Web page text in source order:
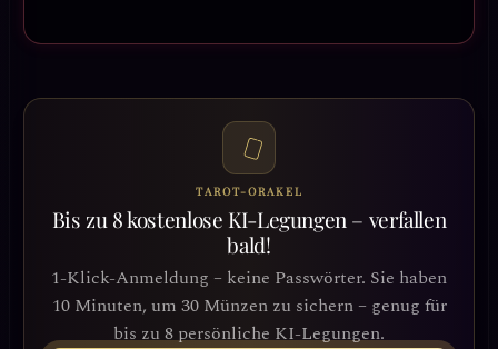
TAROT-ORAKEL
Bis zu 8 kostenlose KI-Legungen – verfallen
bald!
1-Klick-Anmeldung – keine Passwörter. Sie haben
10 Minuten, um 30 Münzen zu sichern – genug für
bis zu 8 persönliche KI-Legungen.